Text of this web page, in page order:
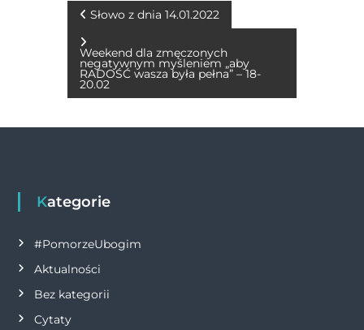
b
o
o
k
n
g
er
r
A
p
p
k
N
a
w
i
a
c
j
a
Słowo z dnia 14.01.2022
Weekend dla zmęczonych
negatywnym myśleniem „aby
RADOŚĆ wasza była pełna” – 18-
20.02
Kategorie
#PomorzeUbogim
Aktualności
Bez kategorii
Cytaty